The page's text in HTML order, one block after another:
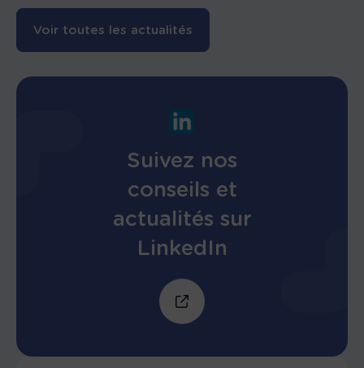
Voir toutes les actualités
Suivez nos
conseils et
actualités sur
LinkedIn